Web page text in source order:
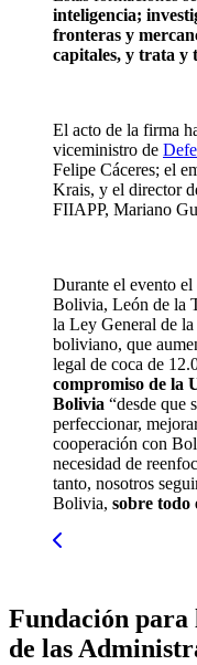
inteligencia;
fronteras y
capitales, y trata y
El acto de la firma
viceministro de
Felipe Cáceres; el
Krais, y el director
FIIAPP, Mariano
Durante el evento
Bolivia, León de la
la Ley General de
boliviano, que
legal de coca de
compromiso de la
Bolivia “desde que
perfeccionar,
cooperación con
necesidad de
tanto, nosotros
Bolivia, sobre todo
Fundación
de las